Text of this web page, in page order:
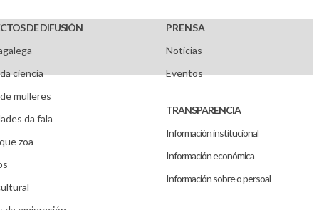
DE DIFUSIÓN
ciencia
mulleres
da fala
zoa
PRENSA
Noticias
Eventos
TRANSPARENCIA
Información institucional
Información económica
Información sobre o persoal